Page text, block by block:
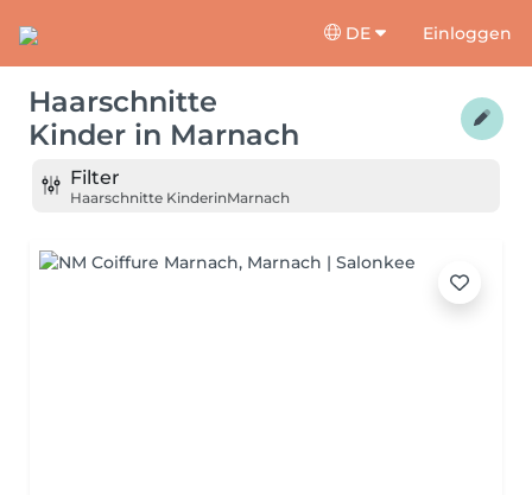
DE Einloggen
Haarschnitte
Kinder in Marnach
Filter
Haarschnitte KinderinMarnach